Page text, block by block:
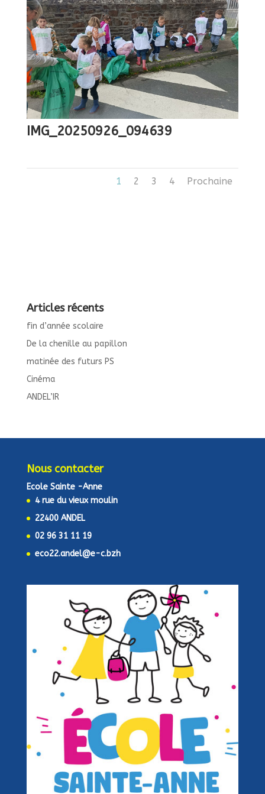
IMG_20250926_094639
1 2 3 4 Prochaine
Articles récents
fin d’année scolaire
De la chenille au papillon
matinée des futurs PS
Cinéma
ANDEL’IR
Nous contacter
Ecole Sainte -Anne
4 rue du vieux moulin
22400 ANDEL
02 96 31 11 19
eco22.andel@e-c.bzh